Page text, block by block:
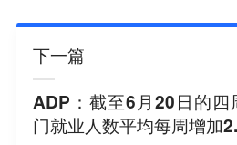
下一篇
ADP：截至6月20日的四
门就业人数平均每周增加